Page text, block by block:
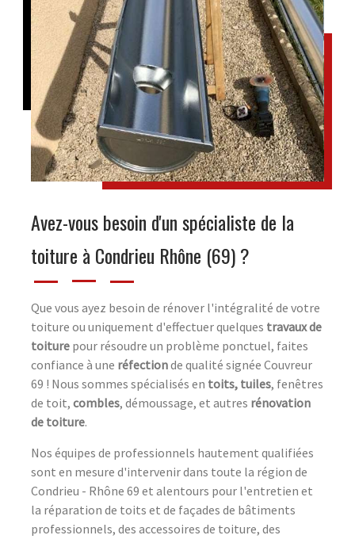
Avez-vous besoin d'un spécialiste de la
toiture à Condrieu Rhône (69) ?
Que vous ayez besoin de rénover l'intégralité de votre
toiture ou uniquement d'effectuer quelques travaux de
toiture pour résoudre un problème ponctuel, faites
confiance à une réfectionde qualité signée Couvreur
69 ! Nous sommes spécialisés en toits, tuiles, fenêtres
de toit, combles, démoussage, et autres rénovation
de toiture.
Nos équipes de professionnels hautement qualifiées
sont en mesure d'intervenir dans toute la région de
Condrieu - Rhône 69 et alentours pour l'entretien et
la réparation de toits et de façades de bâtiments
professionnels, des accessoires de toiture, des